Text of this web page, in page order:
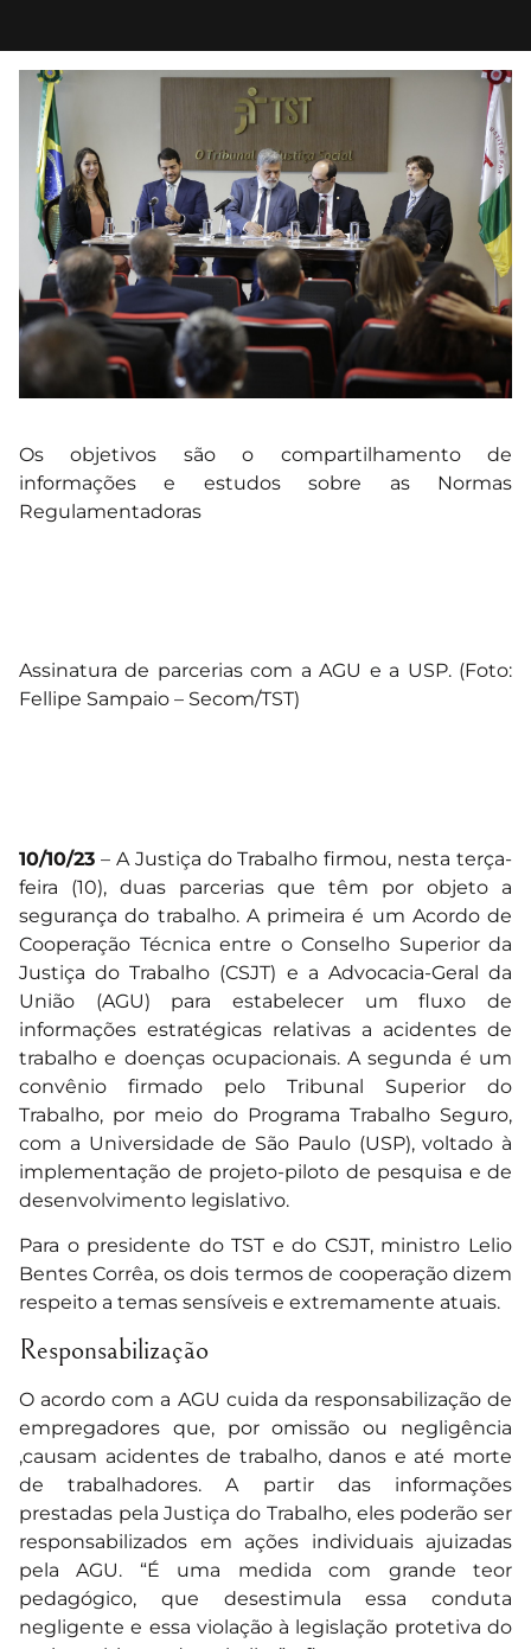
Os objetivos são o compartilhamento de
informações e estudos sobre as Normas
Regulamentadoras
Assinatura de parcerias com a AGU e a USP. (Foto:
Fellipe Sampaio – Secom/TST)
10/10/23 – A Justiça do Trabalho firmou, nesta terça-
feira (10), duas parcerias que têm por objeto a
segurança do trabalho. A primeira é um Acordo de
Cooperação Técnica entre o Conselho Superior da
Justiça do Trabalho (CSJT) e a Advocacia-Geral da
União (AGU) para estabelecer um fluxo de
informações estratégicas relativas a acidentes de
trabalho e doenças ocupacionais. A segunda é um
convênio firmado pelo Tribunal Superior do
Trabalho, por meio do Programa Trabalho Seguro,
com a Universidade de São Paulo (USP), voltado à
implementação de projeto-piloto de pesquisa e de
desenvolvimento legislativo.
Para o presidente do TST e do CSJT, ministro Lelio
Bentes Corrêa, os dois termos de cooperação dizem
respeito a temas sensíveis e extremamente atuais.
Responsabilização
O acordo com a AGU cuida da responsabilização de
empregadores que, por omissão ou negligência
,causam acidentes de trabalho, danos e até morte
de trabalhadores. A partir das informações
prestadas pela Justiça do Trabalho, eles poderão ser
responsabilizados em ações individuais ajuizadas
pela AGU. “É uma medida com grande teor
pedagógico, que desestimula essa conduta
negligente e essa violação à legislação protetiva do